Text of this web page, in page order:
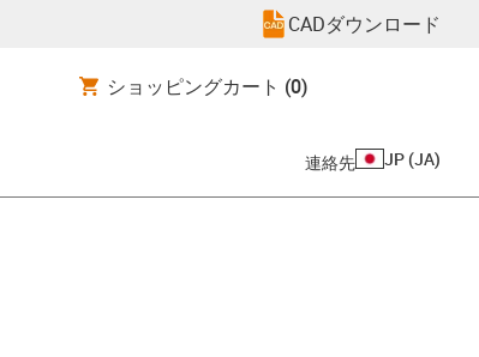
CADダウンロード
ショッピングカート (0)
連絡先 JP (JA)